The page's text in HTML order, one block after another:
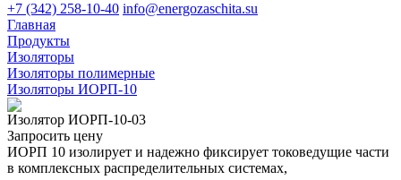
+7 (342) 258-10-40 info@energozaschita.su
Главная
Продукты
Изоляторы
Изоляторы полимерные
Изоляторы ИОРП-10
Изолятор ИОРП-10-03
Запросить цену
ИОРП 10 изолирует и надежно фиксирует токоведущие части
в комплексных распределительных системах,